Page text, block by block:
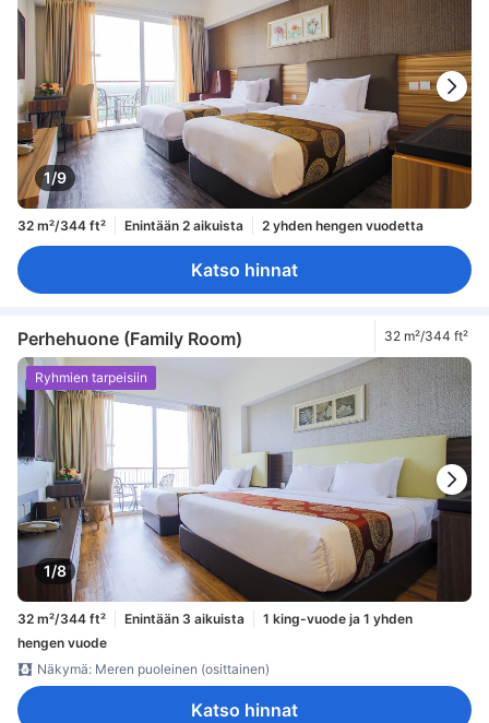
1/9
32 m²/344 ft² Enintään 2 aikuista 2 yhden hengen vuodetta
Katso hinnat
Perhehuone (Family Room) 32 m²/344 ft²
1/8
Ryhmien tarpeisiin
32 m²/344 ft² Enintään 3 aikuista
1 king-vuode ja 1 yhden
hengen vuode
Näkymä: Meren puoleinen (osittainen)
Katso hinnat